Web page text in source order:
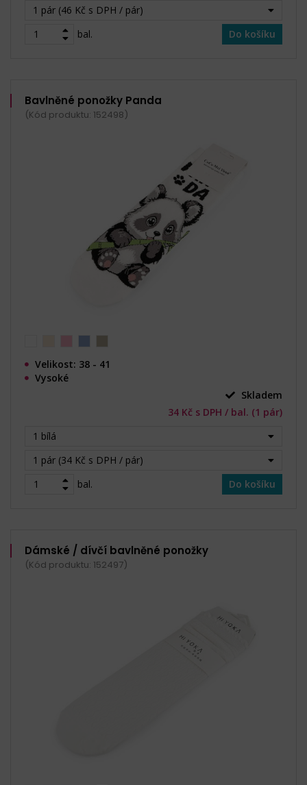
1 pár (46 Kč s DPH / pár)
bal.
Do košíku
Bavlněné ponožky Panda
(Kód produktu: 152498)
Velikost: 38 - 41
Vysoké
Skladem
34 Kč s DPH / bal. (1 pár)
1 bílá
1 pár (34 Kč s DPH / pár)
bal.
Do košíku
Dámské / dívčí bavlněné ponožky
(Kód produktu: 152497)